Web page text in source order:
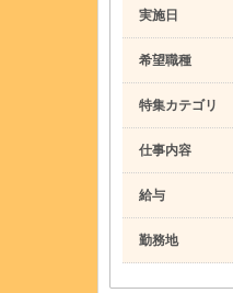
実施日
希望職種
特集カテゴリ
仕事内容
給与
勤務地